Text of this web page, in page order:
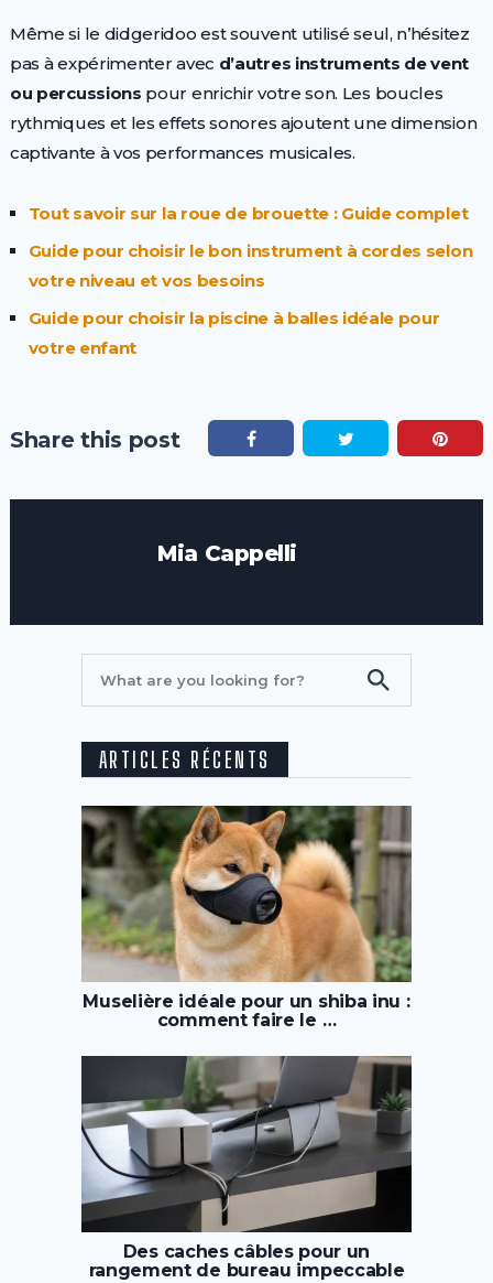
Même si le didgeridoo est souvent utilisé seul, n’hésitez
pas à expérimenter avec d’autres instruments de vent
ou percussions pour enrichir votre son. Les boucles
rythmiques et les effets sonores ajoutent une dimension
captivante à vos performances musicales.
Tout savoir sur la roue de brouette : Guide complet
Guide pour choisir le bon instrument à cordes selon
votre niveau et vos besoins
Guide pour choisir la piscine à balles idéale pour
votre enfant
Share this post
Mia Cappelli
ARTICLES RÉCENTS
Muselière idéale pour un shiba inu :
comment faire le …
Des caches câbles pour un
rangement de bureau impeccable